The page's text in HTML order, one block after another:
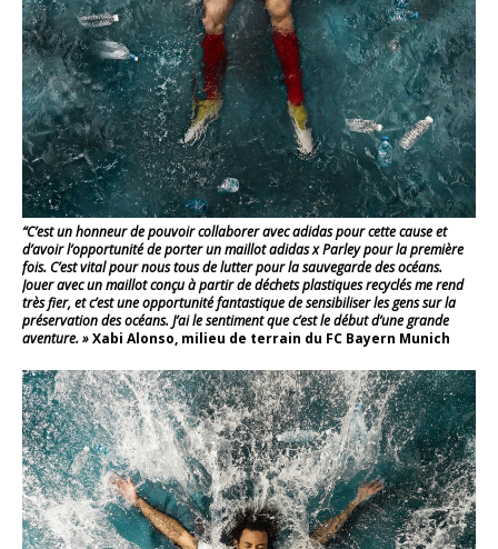
“C’est un honneur de pouvoir collaborer avec adidas pour cette cause et
d’avoir l’opportunité de porter un maillot adidas x Parley pour la première
fois. C’est vital pour nous tous de lutter pour la sauvegarde des océans.
Jouer avec un maillot conçu à partir de déchets plastiques recyclés me rend
très fier, et c’est une opportunité fantastique de sensibiliser les gens sur la
préservation des océans. J’ai le sentiment que c’est le début d’une grande
aventure. »Xabi Alonso, milieu de terrain du FC Bayern Munich